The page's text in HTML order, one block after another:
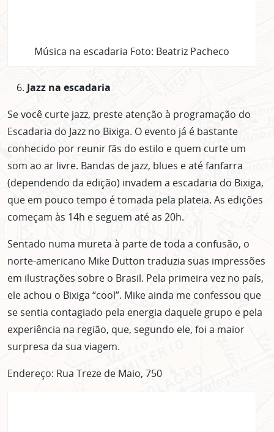
Música na escadaria Foto: Beatriz Pacheco
Jazz na escadaria
Se você curte jazz, preste atenção à programação do
Escadaria do Jazz no Bixiga. O evento já é bastante
conhecido por reunir fãs do estilo e quem curte um
som ao ar livre. Bandas de jazz, blues e até fanfarra
(dependendo da edição) invadem a escadaria do Bixiga,
que em pouco tempo é tomada pela plateia. As edições
começam às 14h e seguem até as 20h.
Sentado numa mureta à parte de toda a confusão, o
norte-americano Mike Dutton traduzia suas impressões
em ilustrações sobre o Brasil. Pela primeira vez no país,
ele achou o Bixiga “cool”. Mike ainda me confessou que
se sentia contagiado pela energia daquele grupo e pela
experiência na região, que, segundo ele, foi a maior
surpresa da sua viagem.
Endereço: Rua Treze de Maio, 750